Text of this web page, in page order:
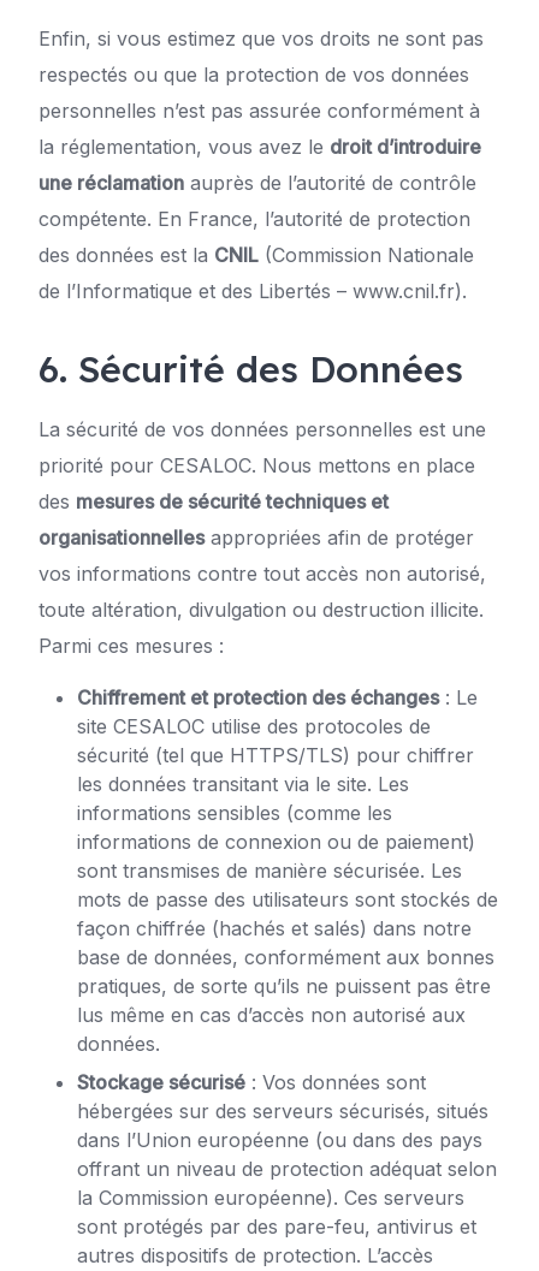
Enfin, si vous estimez que vos droits ne sont pas
respectés ou que la protection de vos données
personnelles n’est pas assurée conformément à
la réglementation, vous avez le droit d’introduire
une réclamation auprès de l’autorité de contrôle
compétente. En France, l’autorité de protection
des données est la CNIL (Commission Nationale
de l’Informatique et des Libertés – www.cnil.fr).
6. Sécurité des Données
La sécurité de vos données personnelles est une
priorité pour CESALOC. Nous mettons en place
des mesures de sécurité techniques et
organisationnellesappropriées afin de protéger
vos informations contre tout accès non autorisé,
toute altération, divulgation ou destruction illicite.
Parmi ces mesures :
Chiffrement et protection des échanges: Le
site CESALOC utilise des protocoles de
sécurité (tel que HTTPS/TLS) pour chiffrer
les données transitant via le site. Les
informations sensibles (comme les
informations de connexion ou de paiement)
sont transmises de manière sécurisée. Les
mots de passe des utilisateurs sont stockés de
façon chiffrée (hachés et salés) dans notre
base de données, conformément aux bonnes
pratiques, de sorte qu’ils ne puissent pas être
lus même en cas d’accès non autorisé aux
données.
Stockage sécurisé : Vos données sont
hébergées sur des serveurs sécurisés, situés
dans l’Union européenne (ou dans des pays
offrant un niveau de protection adéquat selon
la Commission européenne). Ces serveurs
sont protégés par des pare-feu, antivirus et
autres dispositifs de protection. L’accès